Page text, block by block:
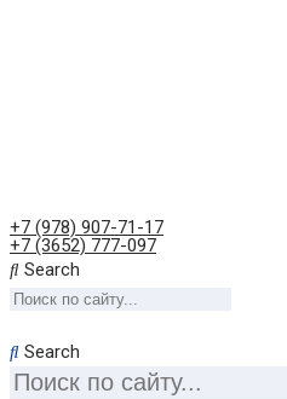
+7 (978) 907-71-17
+7 (3652) 777-097
Search
Search